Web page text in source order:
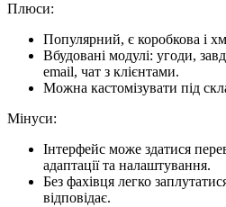
Плюси:
Популярний, є коробкова і
Вбудовані модулі: угоди,
email, чат з клієнтами.
Можна кастомізувати під
Мінуси:
Інтерфейс може здатися
адаптації та налаштування.
Без фахівця легко
відповідає.